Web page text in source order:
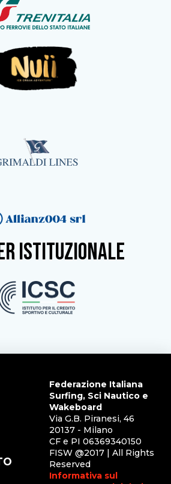
istituzionale
Federazione Italiana
Surfing, Sci Nautico e
Wakeboard
Via G.B. Piranesi, 46
20137 - Milano
CF e PI 06369340150
FISW @2017 | All Rights
Reserved
Informativa sul